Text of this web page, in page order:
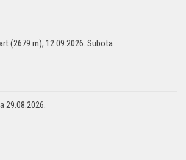
(2679 m), 12.09.2026. Subota
29.08.2026.